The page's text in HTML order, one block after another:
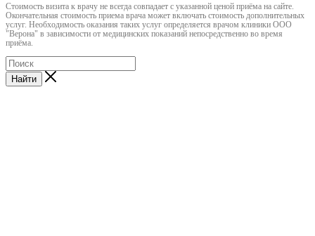
Cтоимость визита к врачу не всегда совпадает с указанной ценой приёма на сайте.
Окончательная стоимость приема врача может включать стоимость дополнительных
услуг. Необходимость оказания таких услуг определяется врачом клиники ООО
"Верона" в зависимости от медицинских показаний непосредственно во время
приёма.
Найти